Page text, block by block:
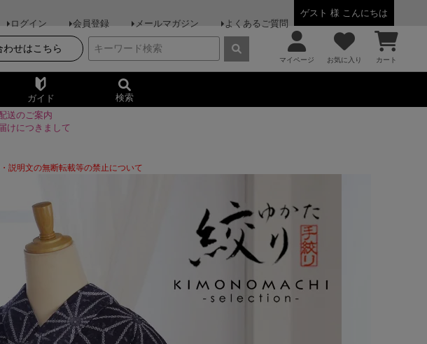
ゲスト 様 こんにちは
ログイン
会員登録 メールマガジン よくあるご質問
わせはこちら
マイページ お気に入り カート
ガイド 検索
送のご案内
けにつきまして
説明文の無断転載等の禁止について